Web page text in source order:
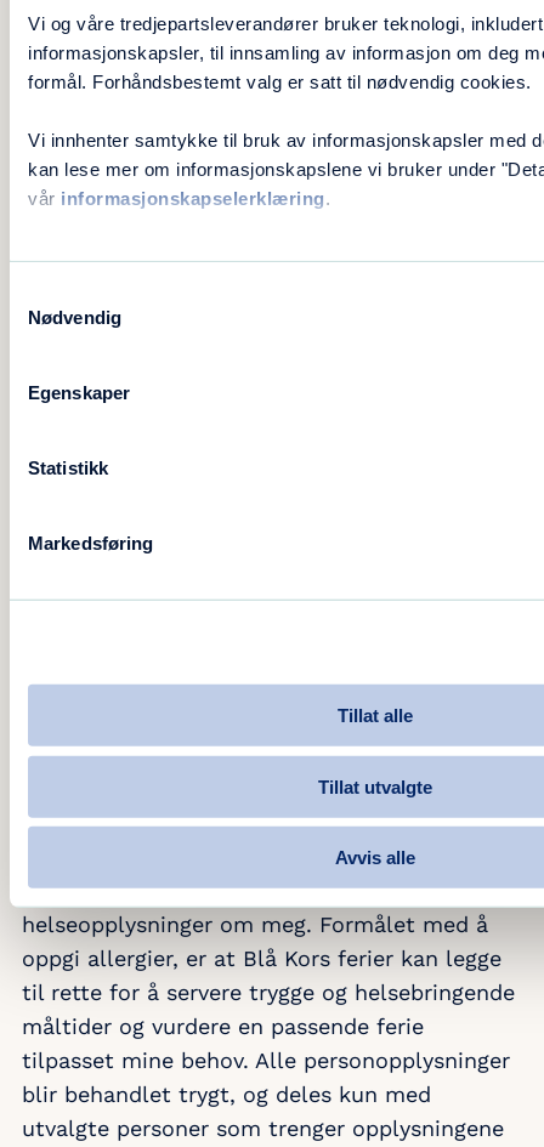
Vi og våre tredjepartsleverandører bruker teknologi, inkludert
informasjonskapsler, til innsamling av informasjon om deg
formål. Forhåndsbestemt valg er satt til nødvendig cookies.
Vi innhenter samtykke til bruk av informasjonskapsler med
kan lese mer om informasjonskapslene vi bruker under
vår informasjonskapselerklæring
Nødvendig
Egenskaper
Statistikk
Markedsføring
Tillat alle
Tillat utvalgte
Avvis alle
Personvern
samtykker jeg i at Blå Kors ferier behandler
personvernerklæringen og gjeldende regelverk.
Ved å krysse av på hvilken målgruppe jeg
definerer meg og min familie, så samtykker jeg
i å dele disse opplysningene med Blå Kors
ferier. Ved å oppgi mine allergier, samtykker
jeg til at Blå Kors ferier behandler
helseopplysninger om meg. Formålet med å
oppgi allergier, er at Blå Kors ferier kan legge
til rette for å servere trygge og helsebringende
måltider og vurdere en passende ferie
tilpasset mine behov. Alle personopplysninger
blir behandlet trygt, og deles kun med
utvalgte personer som trenger opplysningene